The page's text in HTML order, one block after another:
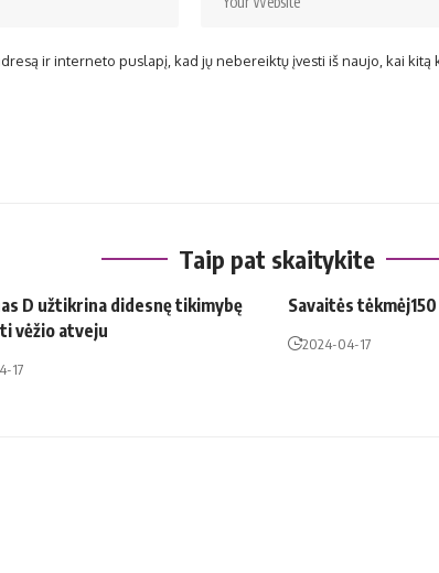
ir interneto puslapį, kad jų nebereiktų įvesti iš naujo, kai kitą
Taip pat skaitykite
D užtikrina didesnę tikimybę
vėžio atveju
17
Savaitės tėkmėj150
2024-04-17